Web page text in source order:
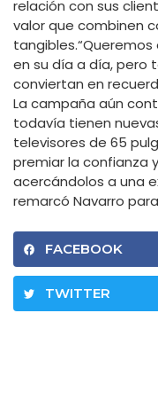
relación con sus
valor que combinen
en su día a día, pero
conviertan en
La campaña aún
todavía tienen
televisores de 65
premiar la confianza
acercándolos a una
remarcó Navarro
FACEBOOK
TWITTER